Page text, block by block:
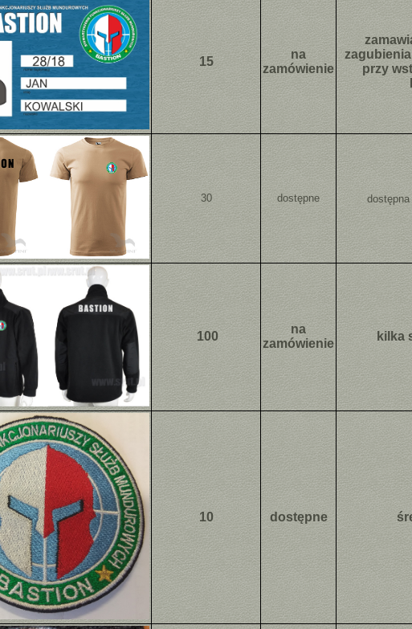
15
na
zamówienie
przy
30 dostępne
100
na
zamówienie
kilka
10 dostępne